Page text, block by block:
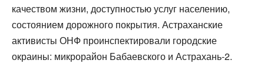
качеством жизни, доступностью услуг населению,
состоянием дорожного покрытия. Астраханские
активисты ОНФ проинспектировали городские
окраины: микрорайон Бабаевского и Астрахань-2.